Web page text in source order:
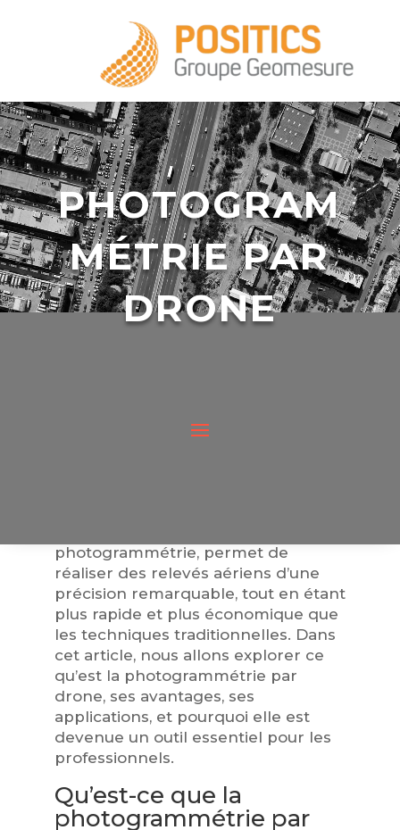
PHOTOGRAM
MÉTRIE PAR
DRONE
+33 1 39 16 20 28
infos@positics.fr
La photogrammétrie par drone est
photogrammétrie, permet de
réaliser des relevés aériens d’une
précision remarquable, tout en étant
plus rapide et plus économique que
les techniques traditionnelles. Dans
cet article, nous allons explorer ce
qu’est la photogrammétrie par
drone, ses avantages, ses
applications, et pourquoi elle est
devenue un outil essentiel pour les
professionnels.
Qu’est-ce que la
photogrammétrie par